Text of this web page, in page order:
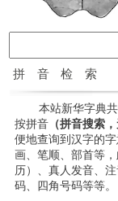
拼音检索
本站新华字典
按拼音（拼音搜索，
便地查询到汉字的
画、笔顺、部首等
历）、真人发音、
码、四角号码等等。